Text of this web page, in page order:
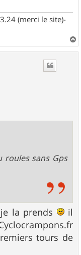
(merci le site)-
a
roules sans Gps
la prends
il
tours de